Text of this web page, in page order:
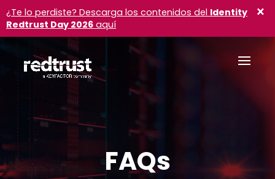
FAQs
¿Te lo perdiste? Descarga los contenidos del Identity
Redtrust Day 2026 aquí
×